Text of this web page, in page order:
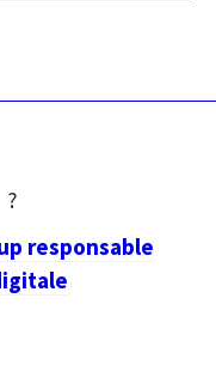
responsable